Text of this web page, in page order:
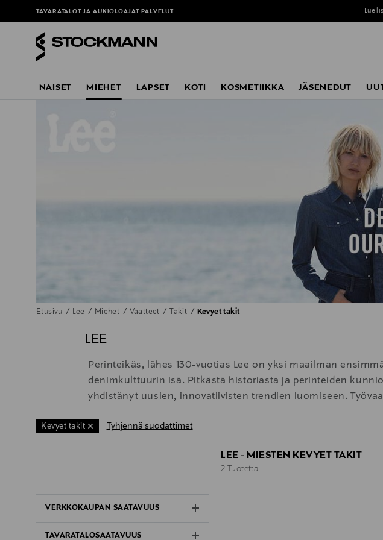
TAVARATALOT JA AUKIOLOAJAT PALVELUT Lue
NAISET MIEHET LAPSET KOTI KOSMETIIKKA JÄSENEDUT
Etusivu Lee Miehet Vaatteet Takit Kevyet takit
LEE
Perinteikäs, lähes 130-vuotias Lee on yksi maailman
denimkulttuurin isä. Pitkästä historiasta ja perinteiden
yhdistänyt uusien, innovatiivisten trendien luomiseen.
Kevyet takit Tyhjennä suodattimet
VERKKOKAUPAN SAATAVUUS
TAVARATALOSAATAVUUS
LEE - MIESTEN KEVYET TAKIT
2 Tuotetta